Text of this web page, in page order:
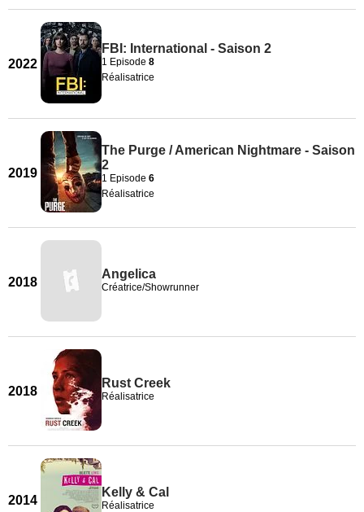
2022
FBI: International - Saison 2
1 Episode 8
Réalisatrice
2019
The Purge / American Nightmare - Saison
2
1 Episode 6
Réalisatrice
2018
Angelica
Créatrice/Showrunner
2018
Rust Creek
Réalisatrice
2014
Kelly & Cal
Réalisatrice